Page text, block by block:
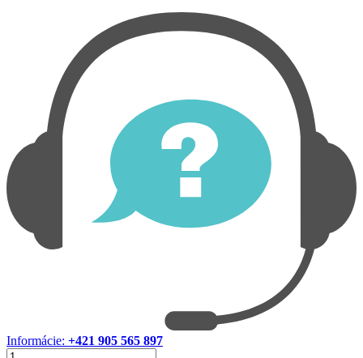
Informácie: +421 905 565 897
množstvo